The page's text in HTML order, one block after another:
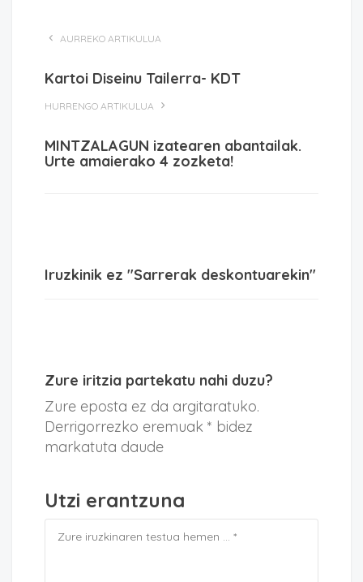
AURREKO ARTIKULUA
Kartoi Diseinu Tailerra- KDT
HURRENGO ARTIKULUA
MINTZALAGUN izatearen abantailak.
Urte amaierako 4 zozketa!
Iruzkinik ez "Sarrerak deskontuarekin"
Zure iritzia partekatu nahi duzu?
Zure eposta ez da argitaratuko.
Derrigorrezko eremuak * bidez
markatuta daude
Utzi erantzuna